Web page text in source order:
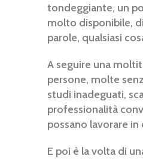
tondeggiante, un
molto disponibile,
parole, qualsiasi
A seguire una
persone, molte
studi inadeguati,
professionalità
possano lavorare in
E poi è la volta di